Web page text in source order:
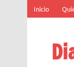
contenido
Inicio